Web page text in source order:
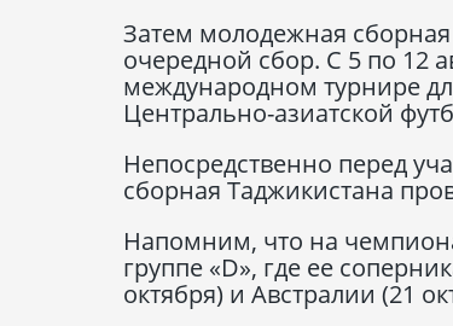
Затем молодежная
очередной сбор. С 5 по 12
международном турнире
Центрально-азиатской
Непосредственно перед
сборная Таджикистана
Напомним, что на
группе «D», где ее
октября) и Австралии (21